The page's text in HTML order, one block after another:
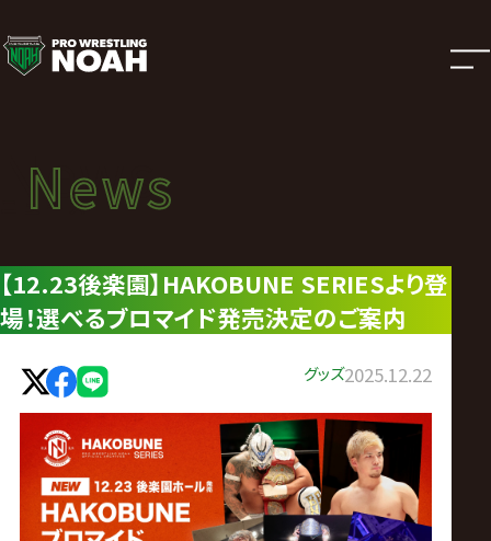
ニ
ュ
ー
ス
|
プ
ロ
News
ニュース
News
【12.23後楽園】HAKOBUNE SERIESより登
場！選べるブロマイド発売決定のご案内
グッズ2025.12.22